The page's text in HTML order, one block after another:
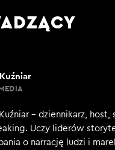
– dziennikarz,
Uczy liderów
o narrację ludzi i